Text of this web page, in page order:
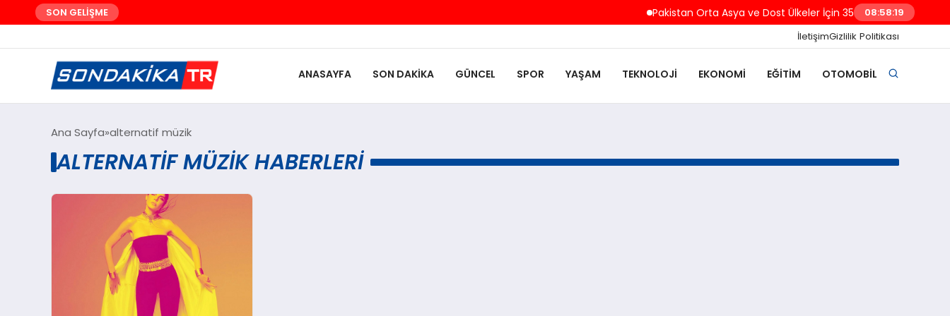
SON GELİŞME Pakistan Orta Asya ve Dost Ülkeler İçin 350 Kişilik Burs
08:58:20
İletişimGizlilik Politikası
ANASAYFA SON DAKIKA GÜNCEL SPOR YAŞAM TEKNOLOJI EKONOMI EĞITIM OTOMOBIL
Ana Sayfa alternatif müzik
ALTERNATIF MÜZIK HABERLERI